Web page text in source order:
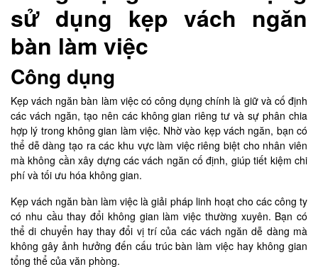
sử dụng kẹp vách ngăn
bàn làm việc
Công dụng
Kẹp vách ngăn bàn làm việc có công dụng chính là giữ và cố định
các vách ngăn, tạo nên các không gian riêng tư và sự phân chia
hợp lý trong không gian làm việc. Nhờ vào kẹp vách ngăn, bạn có
thể dễ dàng tạo ra các khu vực làm việc riêng biệt cho nhân viên
mà không cần xây dựng các vách ngăn cố định, giúp tiết kiệm chi
phí và tối ưu hóa không gian.
Kẹp vách ngăn bàn làm việc là giải pháp linh hoạt cho các công ty
có nhu cầu thay đổi không gian làm việc thường xuyên. Bạn có
thể di chuyển hay thay đổi vị trí của các vách ngăn dễ dàng mà
không gây ảnh hưởng đến cấu trúc bàn làm việc hay không gian
tổng thể của văn phòng.